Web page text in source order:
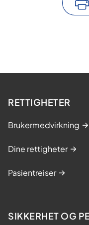
RETTIGHETER
Brukermedvirkning
Dine rettigheter
Pasientreiser
SIKKERHET OG